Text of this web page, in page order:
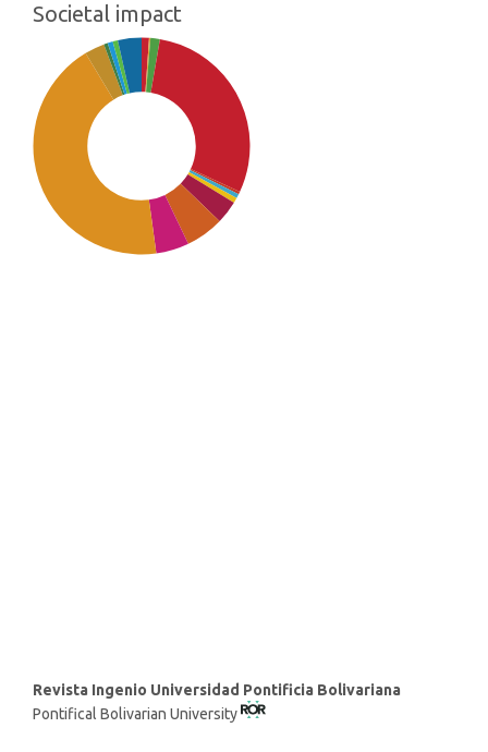
Societal impact
Main
Article
Revista Ingenio Universidad Pontificia Bolivariana
Pontifical Bolivarian University